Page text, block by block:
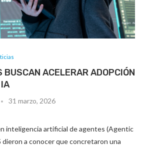
BUSCAN ACELERAR ADOPCIÓN
31 marzo, 2026
inteligencia artificial de agentes (Agentic
a conocer que concretaron una